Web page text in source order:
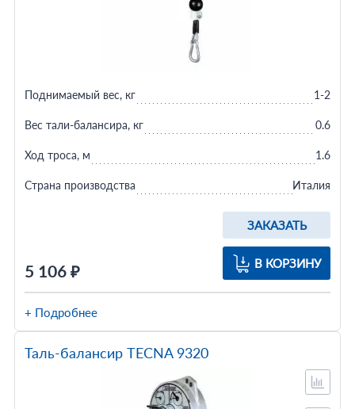
5 106 ₽
ЗАКАЗАТЬ
В КОРЗИНУ
Поднимаемый вес, кг 1-2
Вес тали-балансира, кг 0.6
Ход троса, м 1.6
Страна производства Италия
+ Подробнее
Таль-балансир TECNA 9320